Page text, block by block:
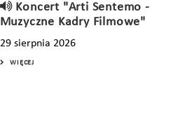
Koncert "Arti Sentemo -
Muzyczne Kadry Filmowe"
29 sierpnia 2026
WIĘCEJ